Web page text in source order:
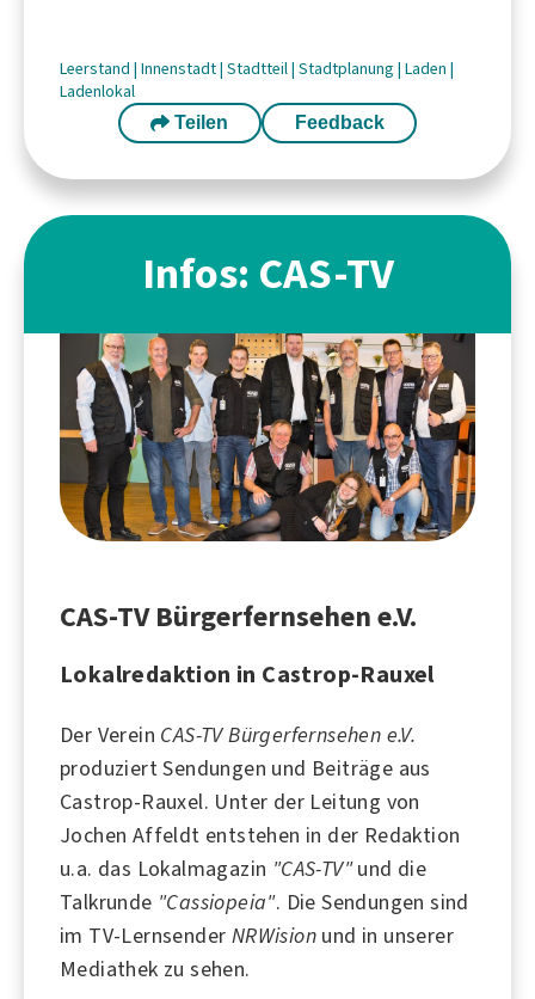
Leerstand | Innenstadt| Stadtteil| Stadtplanung | Laden |
Ladenlokal
Teilen Feedback
Infos: CAS-TV
CAS-TV Bürgerfernsehen e.V.
Lokalredaktion in Castrop-Rauxel
Der Verein CAS-TV Bürgerfernsehen e.V.
produziert Sendungen und Beiträge aus
Castrop-Rauxel. Unter der Leitung von
Jochen Affeldt entstehen in der Redaktion
u.a. das Lokalmagazin "CAS-TV"und die
Talkrunde "Cassiopeia". Die Sendungen sind
im TV-Lernsender NRWision und in unserer
Mediathek zu sehen.